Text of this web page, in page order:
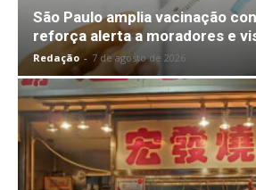
São Paulo amplia vacinação
reforça alerta a moradores e
Redação - 7 de agosto de 2026